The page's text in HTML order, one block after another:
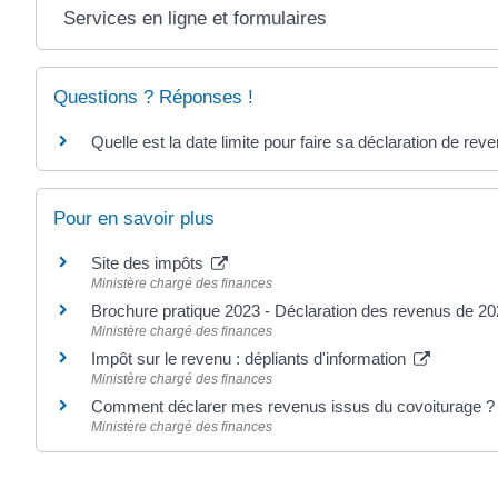
Services en ligne et formulaires
Questions ? Réponses !
Quelle est la date limite pour faire sa déclaration de
Pour en savoir plus
Site des impôts
Ministère chargé des finances
Brochure pratique 2023 - Déclaration des revenus de
Ministère chargé des finances
Impôt sur le revenu : dépliants d'information
Ministère chargé des finances
Comment déclarer mes revenus issus du covoiturage ?
Ministère chargé des finances